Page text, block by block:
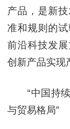
产品，是新
准和规则的
前沿科技发
创新产品实现
“中国持续
与贸易格局”